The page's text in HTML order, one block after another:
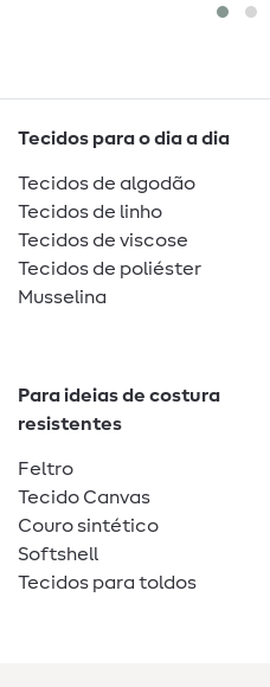
Tecidos para o dia a dia
Tecidos de algodão
Tecidos de linho
Tecidos de viscose
Tecidos de poliéster
Musselina
Para ideias de costura
resistentes
Feltro
Tecido Canvas
Couro sintético
Softshell
Tecidos para toldos